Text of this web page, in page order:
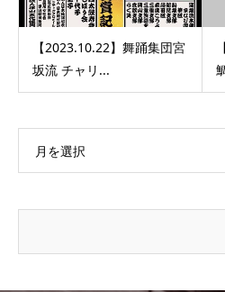
【2023.10.22】舞踊集団宮
坂流 チャリ...
月を選択